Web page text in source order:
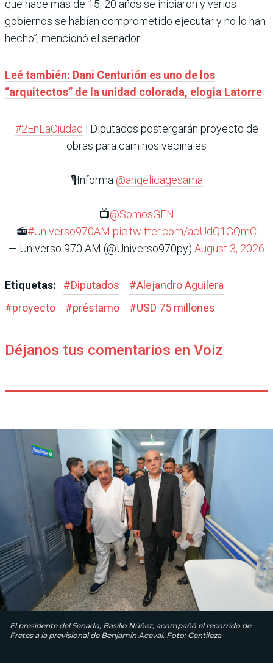
que hace más de 15, 20 años se iniciaron y varios
gobiernos se habían comprometido ejecutar y no lo han
hecho”, mencionó el senador.
Leé también: Dani Centurión es uno de los
“arquitectos” de la unidad colorada, elogia Latorre
#2EnLaCiudad | Diputados postergarán proyecto de
obras para caminos vecinales
🎙️Informa @angelicagesama
📺@SomosGEN
📻#Universo970AM pic.twitter.com/acUdQ1GQmC
— Universo 970 AM (@Universo970py) August 3, 2026
Etiquetas: #Diputados #Alejandro Aguilera
#proyecto #préstamo #USD 75 millones
Déjanos tus comentarios en Voiz
El presidente del Senado, Basilio Núñez, acompañó el recorrido de
Fretes a la previsional de Benjamín Aceval. Foto: Gentileza